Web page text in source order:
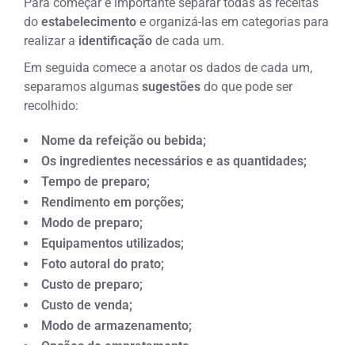
doestabelecimento e organizá-las em categorias para
realizar a identificação de cada um.
Em seguida comece a anotar os dados de cada um,
separamos algumas sugestões do que pode ser
recolhido:
Nome da refeição ou bebida;
Os ingredientes necessários e as quantidades;
Tempo de preparo;
Rendimento em porções;
Modo de preparo;
Equipamentos utilizados;
Foto autoral do prato;
Custo de preparo;
Custo de venda;
Modo de armazenamento;